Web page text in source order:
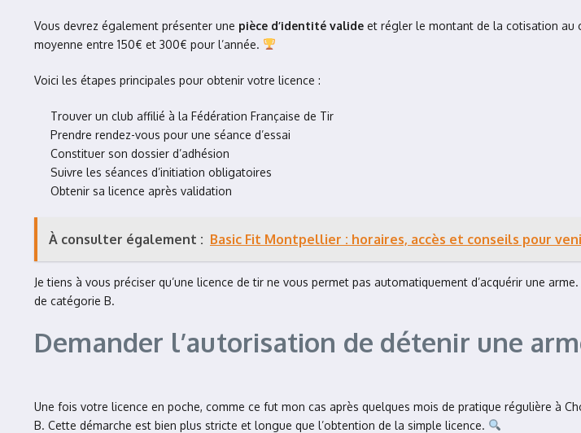
Vous devrez également présenter une pièce d’identité valide et régler le montant de la cotisation au
moyenne entre 150€ et 300€ pour l’année.
Voici les étapes principales pour obtenir votre licence :
Trouver un club affilié à la Fédération Française de Tir
Prendre rendez-vous pour une séance d’essai
Constituer son dossier d’adhésion
Suivre les séances d’initiation obligatoires
Obtenir sa licence après validation
À consulter également : Basic Fit Montpellier : horaires, accès et conseils pour
Je tiens à vous préciser qu’une licence de tir ne vous permet pas automatiquement d’acquérir une
de catégorie B.
Demander l’autorisation de détenir une
Une fois votre licence en poche, comme ce fut mon cas après quelques mois de pratique régulière à
B. Cette démarche est bien plus stricte et longue que l’obtention de la simple licence.